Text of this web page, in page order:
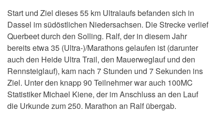
Start und Ziel dieses55 km Ultralaufsbefanden sich in
Dassel im südöstlichen Niedersachsen. Die Strecke verlief
Querbeet durch den Solling. Ralf, der in diesem Jahr
bereits etwa 35 (Ultra-)/Marathons gelaufen ist (darunter
auch den Heide Ultra Trail, den Mauerweglauf und den
Rennsteiglauf), kam nach 7 Stunden und 7 Sekunden ins
Ziel. Unter den knapp 90 Teilnehmer war auch 100MC
Statistiker Michael Kiene, der im Anschluss an den Lauf
die Urkunde zum 250. Marathon an Ralf übergab.